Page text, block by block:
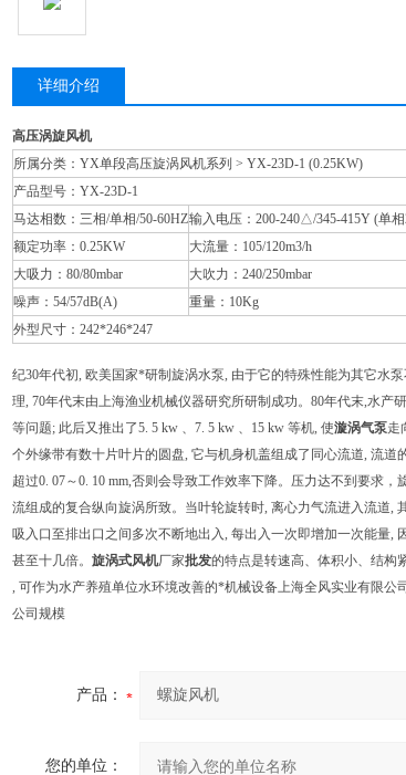
详细介绍
高压涡旋风机
所属分类：YX单段高压旋涡风机系列 > YX-23D-1 (0.25KW)
产品型号：YX-23D-1
马达相数：三相/单相/50-60HZ输入电压：200-240△/345-415Y (单
额定功率：0.25KW
大流量：105/120m3/h
大吸力：80/80mbar
大吹力：240/250mbar
噪声：54/57dB(A)
重量：10Kg
外型尺寸：242*246*247
纪30年代初, 欧美国家*研制旋涡水泵, 由于它的特殊性能为其它水泵
理, 70年代末由上海渔业机械仪器研究所研制成功。80年代末,水产
等问题; 此后又推出了5. 5 kw 、7. 5 kw 、15 kw 等机, 使漩涡气泵走
个外缘带有数十片叶片的圆盘, 它与机身机盖组成了同心流道, 流
超过0. 07～0. 10 mm,否则会导致工作效率下降。压力达不到要求
流组成的复合纵向旋涡所致。当叶轮旋转时, 离心力气流进入流道,
吸入口至排出口之间多次不断地出入, 每出入一次即增加一次能量,
甚至十几倍。 旋涡式风机厂家批发的特点是转速高、体积小、结
, 可作为水产养殖单位水环境改善的*机械设备上海全风实业有限公司
公司规模
产品：
您的单位：